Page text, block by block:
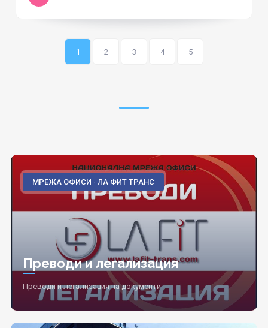
1 2 3 4 5
МРЕЖА ОФИСИ · ЛА ФИТ ТРАНС
Преводи и легализация
Преводи и легализация на документи